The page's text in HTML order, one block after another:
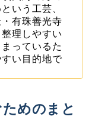
いう工芸、
有珠善光寺
理しやすい
っているた
い目的地で
めのまと